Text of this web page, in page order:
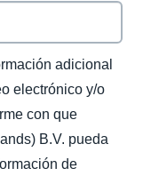
adicional
electrónico y/o
con que
B.V. pueda
de